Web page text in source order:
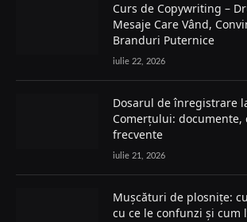
Curs de Copywriting –
Mesaje Care Vând,
Branduri Puternice
iulie 22, 2026
Dosarul de înregistrare
Comerțului: documente,
frecvente
iulie 21, 2026
Mușcături de plosnițe:
cu ce le confunzi și cum